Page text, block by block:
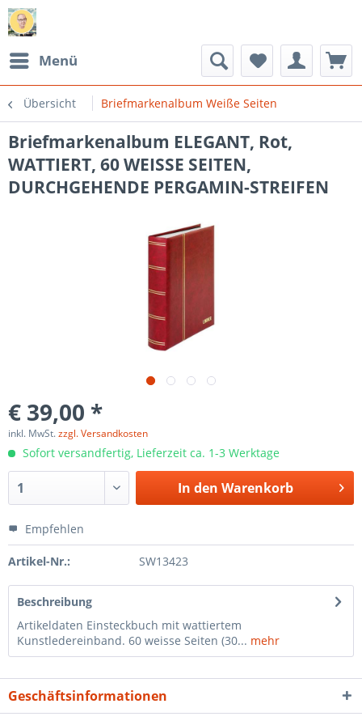
Menü
Übersicht Briefmarkenalbum Weiße Seiten
Briefmarkenalbum ELEGANT, Rot,
WATTIERT, 60 WEISSE SEITEN,
DURCHGEHENDE PERGAMIN-STREIFEN
€ 39,00 *
inkl. MwSt.zzgl. Versandkosten
Sofort versandfertig, Lieferzeit ca. 1-3 Werktage
In den Warenkorb
Empfehlen
Artikel-Nr.: SW13423
Beschreibung
Artikeldaten Einsteckbuch mit wattiertem
Kunstledereinband. 60 weisse Seiten (30... mehr
Geschäftsinformationen